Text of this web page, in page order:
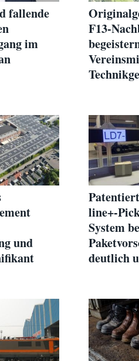
fallende
im
F13-
und
line+-
System
deutlich